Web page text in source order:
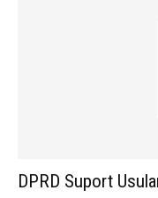
DPRD Suport